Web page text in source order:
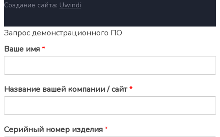
Создание сайта: Uwindi
Запрос демонстрационного ПО
Ваше имя*
Название вашей компании / сайт*
Серийный номер изделия*